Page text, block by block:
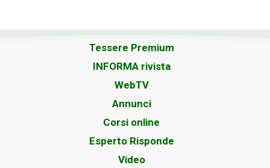
Tessere Premium
INFORMA rivista
WebTV
Annunci
Corsi online
Esperto Risponde
Video